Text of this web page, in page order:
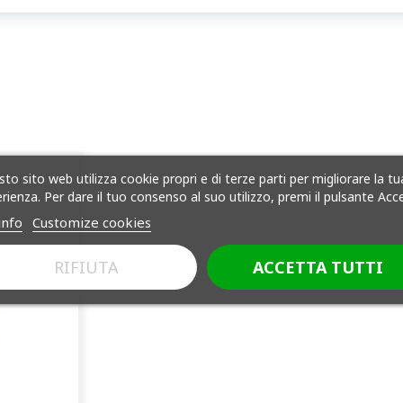
sito web utilizza cookie propri e di terze parti per migliorare la
Per dare il tuo consenso al suo utilizzo, premi il pulsante
Customize cookies
RIFIUTA ACCETTA TUTTI